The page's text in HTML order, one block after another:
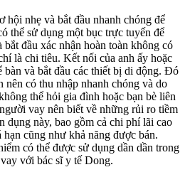
hội nhẹ và bắt đầu nhanh chóng để
thể sử dụng một bục trực tuyến để
đầu xác nhận hoàn toàn không có
là chi tiêu. Kết nối của anh ấy hoặc
bàn và bắt đầu các thiết bị di động. Đó
nên có thu nhập nhanh chóng và do
thể hỏi gia đình hoặc bạn bè liên
vay nên biết về những rủi ro tiềm
dụng này, bao gồm cả chi phí lãi cao
cũng như khả năng được bán.
có thể được sử dụng dần dần trong
với bác sĩ y tế Dong.